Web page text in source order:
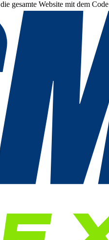
gesamte Website mit dem Code